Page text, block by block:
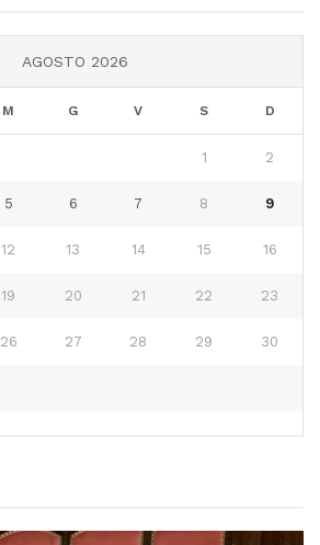
AGOSTO 2026
M G V S D
1 2
5 6 7 8 9
12 13 14 15 16
19 20 21 22 23
26 27 28 29 30